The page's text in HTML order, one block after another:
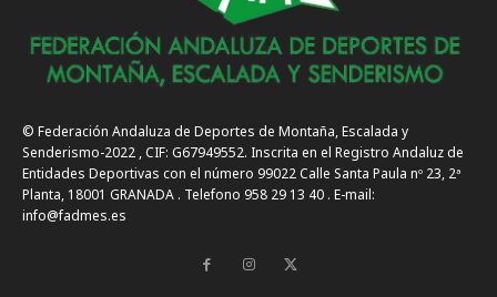
© Federación Andaluza de Deportes de Montaña, Escalada y
Senderismo-2022 , CIF: G67949552. Inscrita en el Registro Andaluz de
Entidades Deportivas con el número 99022 Calle Santa Paula nº 23, 2ª
Planta, 18001 GRANADA . Telefono 958 29 13 40 . E-mail:
info@fadmes.es